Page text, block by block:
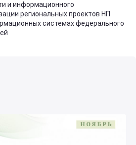
и информационного
региональных проектов НП
системах федерального